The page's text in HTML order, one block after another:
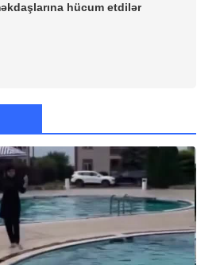
hücum etdilər